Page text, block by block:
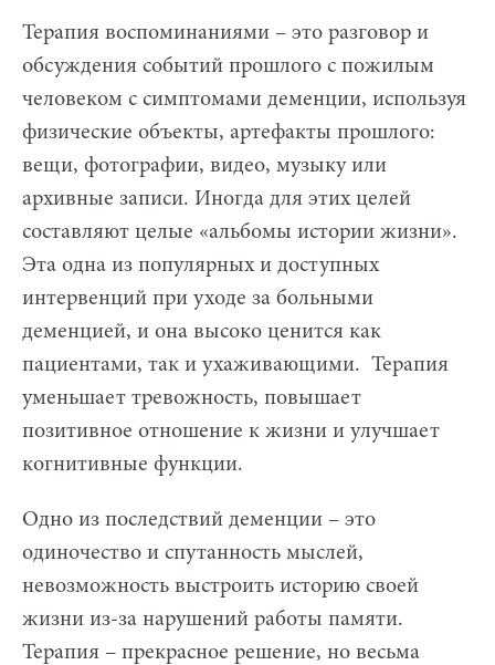
Терапия воспоминаниями – это разговор и
обсуждения событий прошлого с пожилым
человеком с симптомами деменции, используя
физические объекты, артефакты прошлого:
вещи, фотографии, видео, музыку или
архивные записи. Иногда для этих целей
составляют целые «альбомы истории жизни».
Эта одна из популярных и доступных
интервенций при уходе за больными
деменцией, и она высоко ценится как
пациентами, так и ухаживающими. Терапия
уменьшает тревожность, повышает
позитивное отношение к жизни и улучшает
когнитивные функции.
Одно из последствий деменции – это
одиночество и спутанность мыслей,
невозможность выстроить историю своей
жизни из-за нарушений работы памяти.
Терапия – прекрасное решение, но весьма